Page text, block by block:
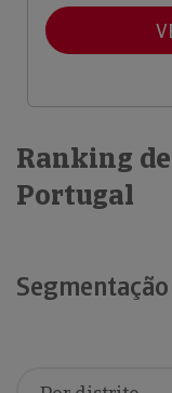
Ranking
Portugal